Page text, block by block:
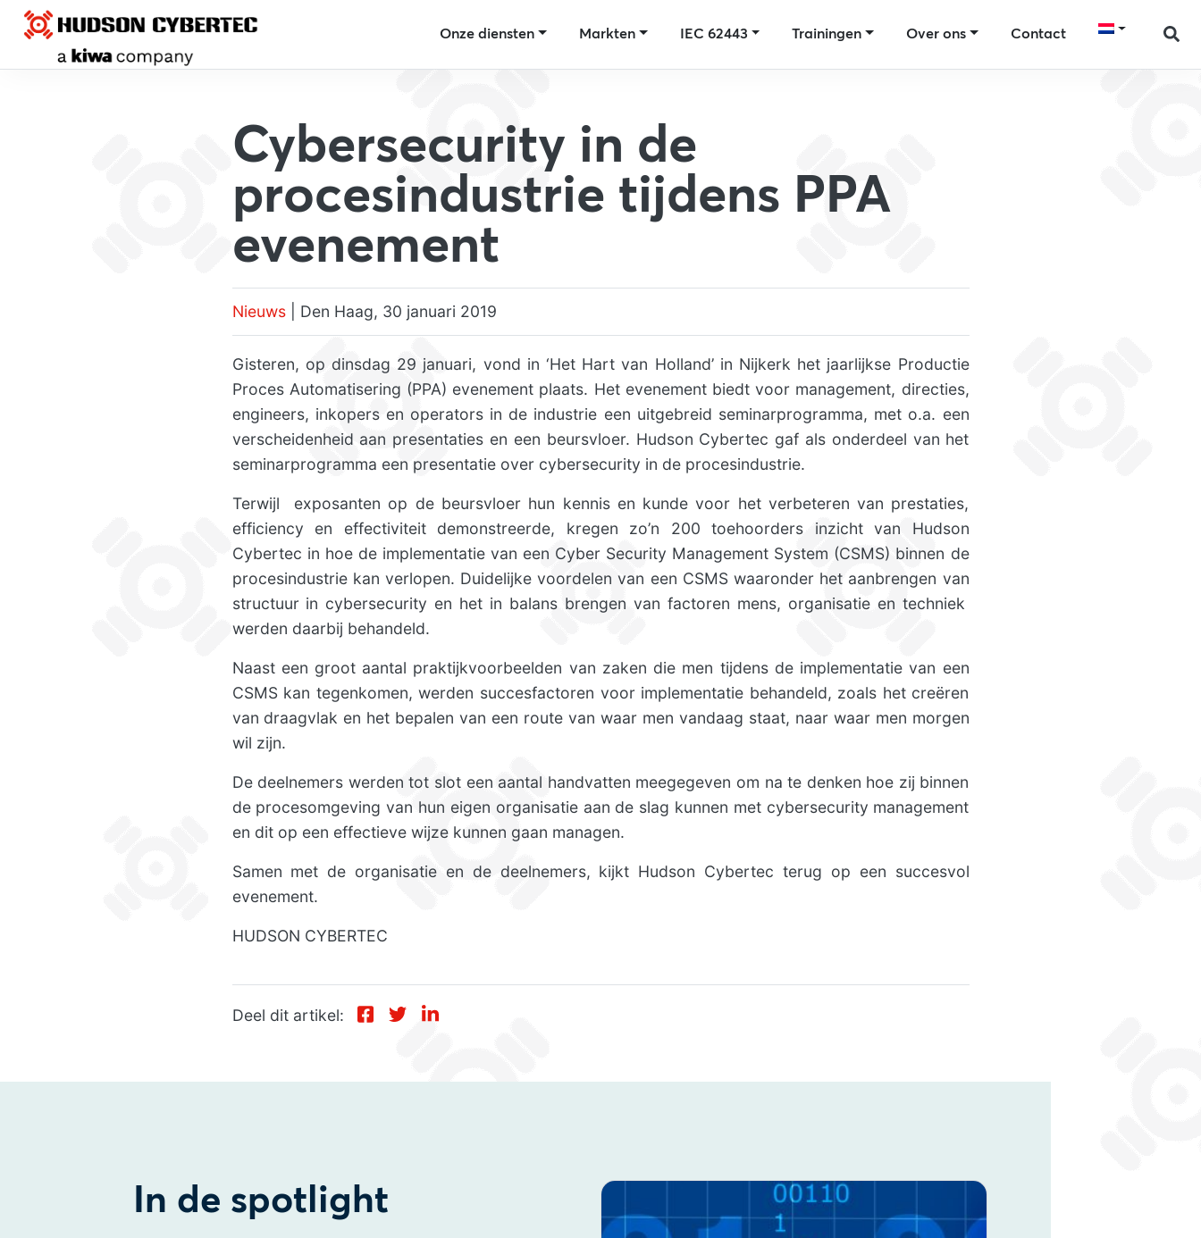
Onze diensten Markten IEC 62443 Trainingen Over ons Contact
Cybersecurity in de
procesindustrie tijdens PPA
evenement
Nieuws| Den Haag, 30 januari 2019
Gisteren, op dinsdag 29 januari, vond in ‘Het Hart van Holland’ in Nijkerk het jaarlijkse Productie
Proces Automatisering (PPA) evenement plaats. Het evenement biedt voor management, directies,
engineers, inkopers en operators in de industrie een uitgebreid seminarprogramma, met o.a. een
verscheidenheid aan presentaties en een beursvloer. Hudson Cybertec gaf als onderdeel van het
seminarprogramma een presentatie over cybersecurity in de procesindustrie.
Terwijl exposanten op de beursvloer hun kennis en kunde voor het verbeteren van prestaties,
efficiency en effectiviteit demonstreerde, kregen zo’n 200 toehoorders inzicht van Hudson
Cybertec in hoe de implementatie van een Cyber Security Management System (CSMS) binnen de
procesindustrie kan verlopen. Duidelijke voordelen van een CSMS waaronder het aanbrengen van
structuur in cybersecurity en het in balans brengen van factoren mens, organisatie en techniek
werden daarbij behandeld.
Naast een groot aantal praktijkvoorbeelden van zaken die men tijdens de implementatie van een
CSMS kan tegenkomen, werden succesfactoren voor implementatie behandeld, zoals het creëren
van draagvlak en het bepalen van een route van waar men vandaag staat, naar waar men morgen
wil zijn.
De deelnemers werden tot slot een aantal handvatten meegegeven om na te denken hoe zij binnen
de procesomgeving van hun eigen organisatie aan de slag kunnen met cybersecurity management
en dit op een effectieve wijze kunnen gaan managen.
Samen met de organisatie en de deelnemers, kijkt Hudson Cybertec terug op een succesvol
evenement.
HUDSON CYBERTEC
Deel dit artikel:
In de spotlight